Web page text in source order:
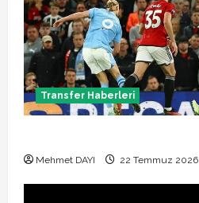
Transfer Haberleri
Mehmet DAYI 22 Temmuz 2026